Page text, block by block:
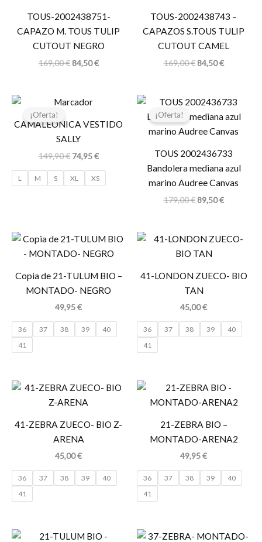
TOUS-2002438751-
CAPAZO M. TOUS TULIP
CUTOUT NEGRO
169,00€ 84,50€
TOUS-2002438743 –
CAPAZOS S.TOUS TULIP
CUTOUT CAMEL
169,00€ 84,50€
¡Oferta!
CAMALEONICA VESTIDO
SALLY
149,90€
El
original
149,90 €.
74,95€
actual
L M S XL XS
¡Oferta!
TOUS 2002436733
Bandolera mediana azul
marino Audree Canvas
179,00€
El
original
era:
89,50€
El
actual
es:
Copia de 21-TULUM BIO –
MONTADO- NEGRO
49,95€
36 37 38 39
40
41
41-LONDON ZUECO- BIO
TAN
45,00€
36 37 38 39
40
41
41-ZEBRA ZUECO- BIO Z-
ARENA
45,00€
36 37 38 39
40
41
21-ZEBRA BIO –
MONTADO-ARENA2
49,95€
36 37 38 39
40
41